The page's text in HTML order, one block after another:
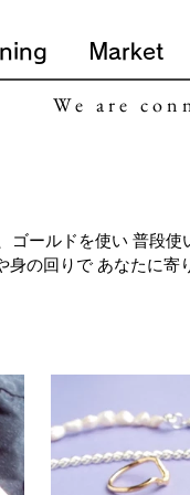
Market
ゴールドを使い 普段
の回りで あなたに寄
W e a r e c o n